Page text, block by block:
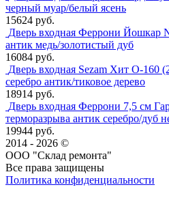
черный муар/белый ясень
15624 руб.
Дверь входная Феррони Йошкар
антик медь/золотистый дуб
16084 руб.
Дверь входная Sezam Хит О-160
серебро антик/тиковое дерево
18914 руб.
Дверь входная Феррони 7,5 см
терморазрыва антик серебро/дуб
19944 руб.
2014 - 2026 ©
ООО "Склад ремонта"
Все права защищены
Политика конфиденциальности